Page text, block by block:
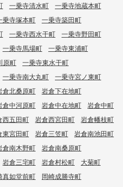
一乗寺清水町
一乗寺地蔵本町
乗寺塚本町
一乗寺築田町
一乗寺西水干町
一乗寺野田町
一乗寺馬場町
一乗寺東浦町
原町
一乗寺東水干町
一乗寺南大丸町
一乗寺宮ノ東町
倉北桑原町
岩倉下在地町
倉中河原町 岩倉中在地町
岩倉中町
西五田町 岩倉西宮田町
岩倉幡枝町
東宮田町 岩倉三笠町
岩倉南池田町
倉南木野町
岩倉南桑原町
岩倉三宅町 岩倉村松町
大菊町
真如堂前町
岡崎成勝寺町